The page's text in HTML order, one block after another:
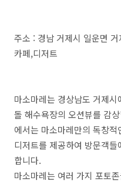
주소 : 경남 거제시 일운면
카페,디저트
마소마레는 경상남도 거제
돌 해수욕장의 오션뷰를 감
에서는 마소마레만의 독창
디저트를 제공하여 방문객
합니다.
마소마레는 여러 가지 포토